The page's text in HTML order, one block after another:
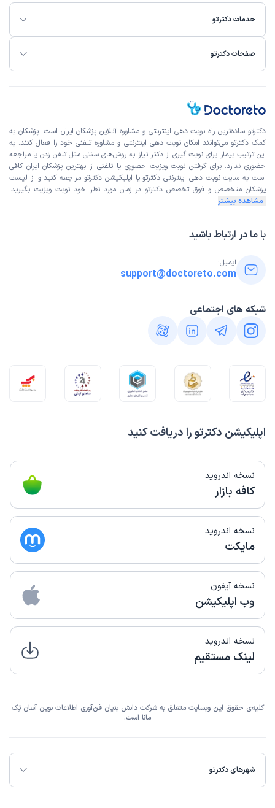
خدمات دکترتو
صفحات دکترتو
اپلیکیشن دکترتو را دریافت کنید
نسخه اندروید
کافه بازار
نسخه اندروید
مایکت
نسخه آیفون
وب اپلیکیشن
نسخه اندروید
لینک مستقیم
دکترتو ساده‌ترین راه نوبت‌ دهی اینترنتی و مشاوره آنلاین پزشکان ایران است. پزشکان به
کمک دکترتو می‌توانند امکان نوبت دهی اینترنتی و مشاوره تلفنی خود را فعال کنند. به
این ترتیب بیمار برای نوبت گیری از دکتر نیاز به روش‌های سنتی مثل تلفن زدن یا مراجعه
حضوری ندارد. برای گرفتن نوبت ویزیت حضوری یا تلفنی از بهترین پزشکان ایران کافی
است به سایت نوبت دهی اینترنتی دکترتو یا اپلیکیشن دکترتو مراجعه کنید و از لیست
پزشکان متخصص و فوق تخصص دکترتو در زمان مورد نظر خود نوبت ویزیت بگیرید.
مشاهده بیشتر
با ما در ارتباط باشید
ایمیل:
support@doctoreto.com
شبکه های اجتماعی
کلیه‌ی حقوق این وبسایت متعلق به شرکت دانش بنیان فن‌آوری اطلاعات نوین آسان تِک
مانا است.
شهرهای دکترتو